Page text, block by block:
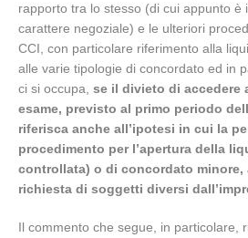
rapporto tra lo stesso (di cui appunto è
carattere negoziale) e le ulteriori
CCI, con particolare riferimento alla
alle varie tipologie di concordato ed in
ci si occupa, se il divieto di accedere
esame, previsto al primo periodo
riferisca anche all’ipotesi in cui la
procedimento per l’apertura della
controllata) o di concordato
richiesta di soggetti diversi
Il commento che segue, in particolare,